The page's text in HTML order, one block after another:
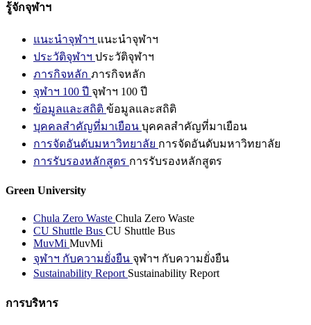
รู้จักจุฬาฯ
แนะนำจุฬาฯ แนะนำจุฬาฯ
ประวัติจุฬาฯ ประวัติจุฬาฯ
ภารกิจหลัก ภารกิจหลัก
จุฬาฯ 100 ปี จุฬาฯ 100 ปี
ข้อมูลและสถิติ ข้อมูลและสถิติ
บุคคลสำคัญที่มาเยือน บุคคลสำคัญที่มาเยือน
การจัดอันดับมหาวิทยาลัย การจัดอันดับมหาวิทยาลัย
การรับรองหลักสูตร การรับรองหลักสูตร
Green University
Chula Zero Waste Chula Zero Waste
CU Shuttle Bus CU Shuttle Bus
MuvMi MuvMi
จุฬาฯ กับความยั่งยืน จุฬาฯ กับความยั่งยืน
Sustainability Report Sustainability Report
การบริหาร